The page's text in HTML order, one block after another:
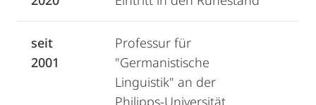
seit
2001
Professur für
"Germanistische
Linguistik" an der
Philipps-Universität